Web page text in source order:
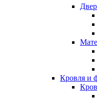
Кровля и